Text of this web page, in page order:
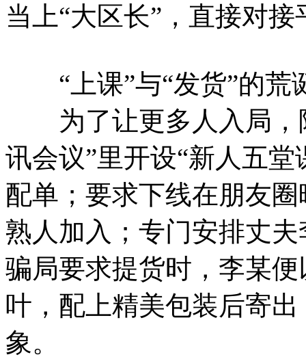
当上“大区长”，直接对
“上课”与“发货”的荒
为了让更多人入局，
讯会议”里开设“新人五
配单；要求下线在朋友
熟人加入；专门安排丈
骗局要求提货时，李某
叶，配上精美包装后寄
象。